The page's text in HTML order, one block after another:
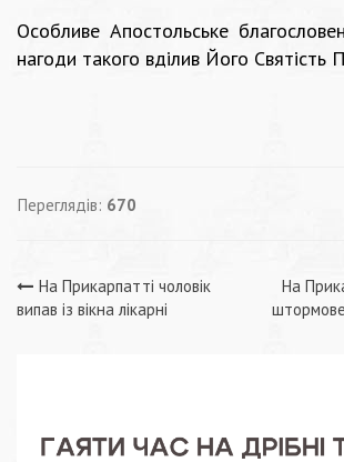
Особливе Апостольське
нагоди такого вділив Його Святість
Переглядів: 670
Навігація
На Прикарпатті чоловік
випав із вікна лікарні
На